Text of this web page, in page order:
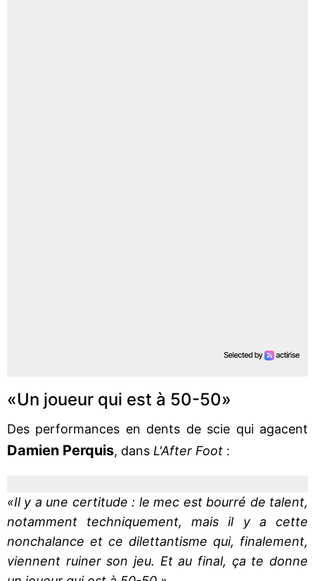
«Un joueur qui est à 50-50»
Des performances en dents de scie qui agacent
Damien Perquis, dans L'After Foot :
«Il y a une certitude : le mec est bourré de talent,
notamment techniquement, mais il y a cette
nonchalance et ce dilettantisme qui, finalement,
viennent ruiner son jeu. Et au final, ça te donne